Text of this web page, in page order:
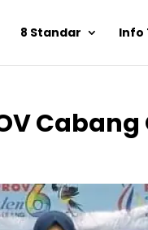
8 Standar Info